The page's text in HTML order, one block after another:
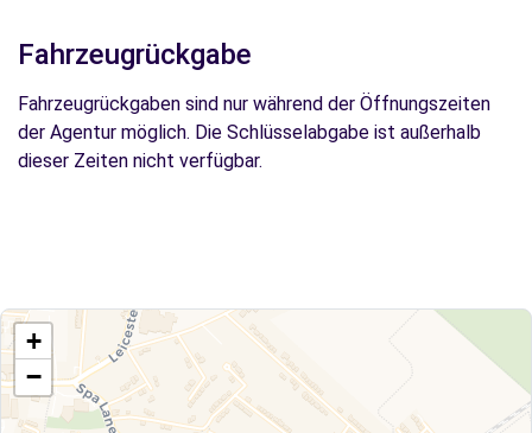
Fahrzeugrückgabe
Fahrzeugrückgaben sind nur während der Öffnungszeiten
der Agentur möglich. Die Schlüsselabgabe ist außerhalb
dieser Zeiten nicht verfügbar.
+
−